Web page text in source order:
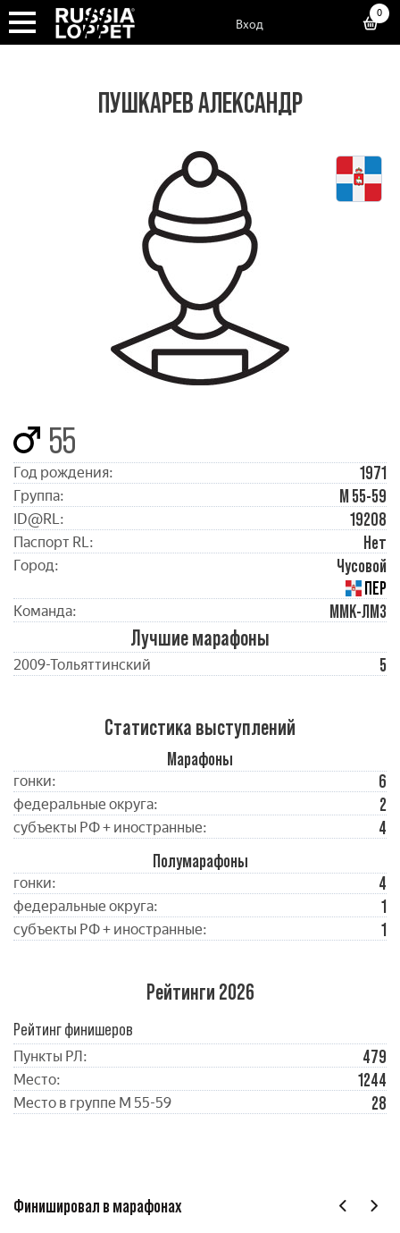
Вход
0
ПУШКАРЕВ АЛЕКСАНДР
55
Год рождения: 1971
Группа: М 55-59
ID@RL: 19208
Паспорт RL: Нет
Город:
Чусовой
ПЕР
Команда: ММК-ЛМЗ
Лучшие марафоны
2009-Тольяттинский 5
Статистика выступлений
Марафоны
гонки: 6
федеральные округа: 2
субъекты РФ + иностранные:
4
Полумарафоны
гонки: 4
федеральные округа: 1
субъекты РФ + иностранные: 1
Рейтинги 2026
Рейтинг финишеров
Пункты РЛ: 479
Место: 1244
Место в группе М 55-59 28
Финишировал в марафонах